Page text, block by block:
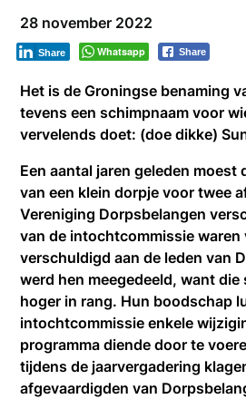
28 november 2022
Whatsapp Share
Share
Het is de Groningse benaming
tevens een schimpnaam voor
vervelends doet: (doe dikke)
Een aantal jaren geleden
van een klein dorpje voor twee
Vereniging Dorpsbelangen
van de intochtcommissie
verschuldigd aan de leden van
werd hen meegedeeld, want
hoger in rang. Hun boodschap
intochtcommissie enkele
programma diende door te
tijdens de jaarvergadering
afgevaardigden van